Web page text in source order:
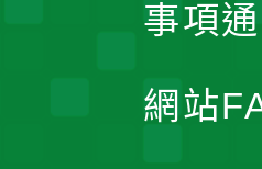
事項
網站